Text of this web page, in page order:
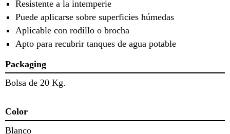
Resistente a la intemperie
Puede aplicarse sobre superficies húmedas
Aplicable con rodillo o brocha
Apto para recubrir tanques de agua potable
Packaging
Bolsa de 20 Kg.
Color
Blanco